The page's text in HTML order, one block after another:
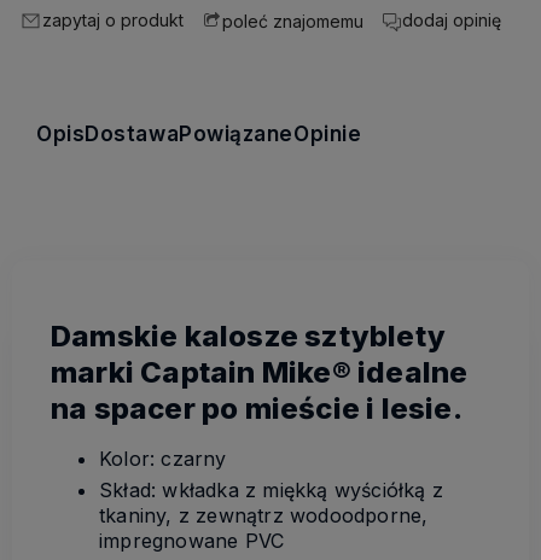
zapytaj o produkt poleć znajomemu dodaj opinię
Opis Dostawa PowiązaneOpinie
Damskie kalosze sztyblety
marki Captain Mike® idealne
na spacer po mieście i lesie.
Kolor: czarny
Skład: wkładka z miękką wyściółką z
tkaniny, z zewnątrz wodoodporne,
impregnowane PVC